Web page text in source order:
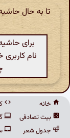
تا به حال
برای
نام
خانه
بیت تصادفی
جدول شعر